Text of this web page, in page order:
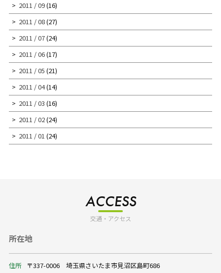
2011 / 09(16)
2011 / 08(27)
2011 / 07(24)
2011 / 06(17)
2011 / 05 (21)
2011 / 04(14)
2011 / 03 (16)
2011 / 02(24)
2011 / 01 (24)
ACCESS
交通・アクセス
所在地
住所 〒337-0006 埼玉県さいたま市見沼区島町686